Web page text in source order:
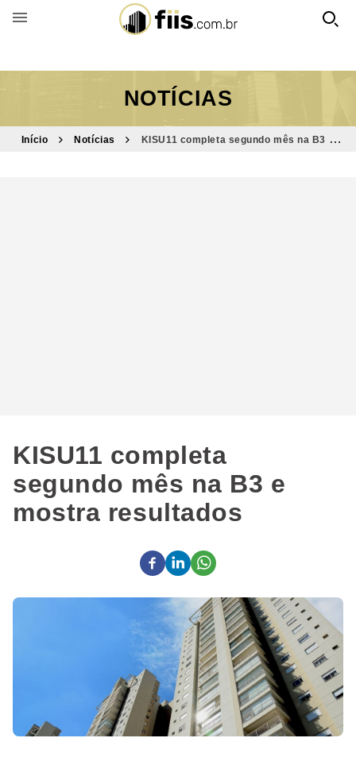
BUSCAR POR FUNDO
NOTÍCIAS
Início Notícias
KISU11 completa segundo mês na B3 e
KISU11 completa
segundo mês na B3 e
mostra resultados